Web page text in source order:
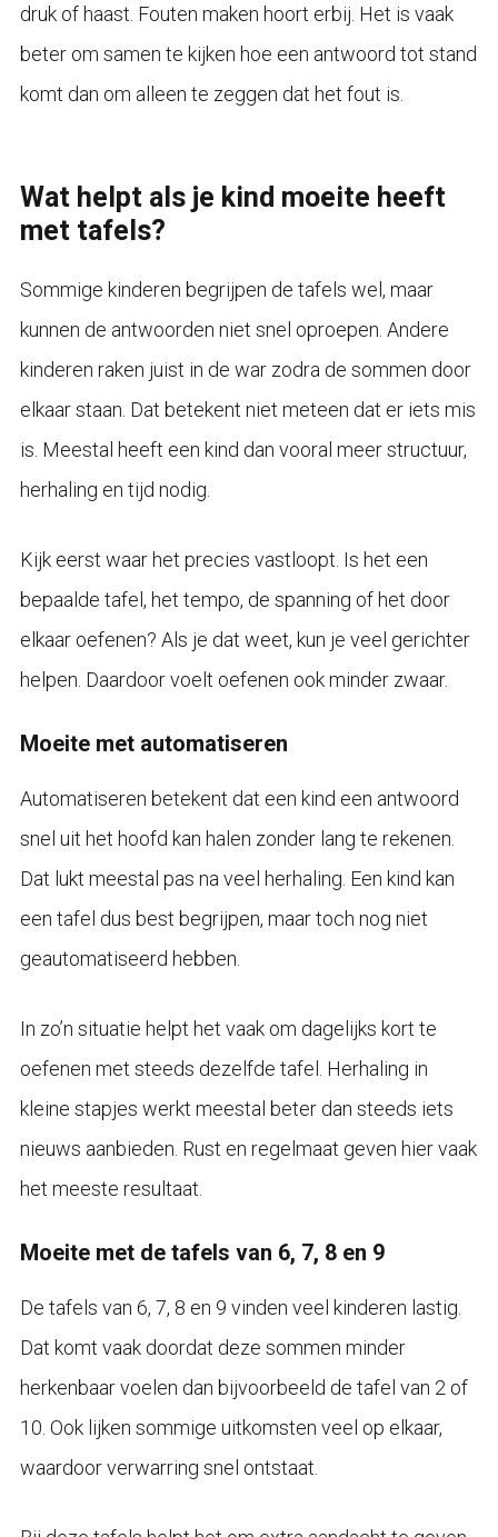
druk of haast. Fouten maken hoort erbij. Het is vaak
beter om samen te kijken hoe een antwoord tot stand
komt dan om alleen te zeggen dat het fout is.
Wat helpt als je kind moeite heeft
met tafels?
Sommige kinderen begrijpen de tafels wel, maar
kunnen de antwoorden niet snel oproepen. Andere
kinderen raken juist in de war zodra de sommen door
elkaar staan. Dat betekent niet meteen dat er iets mis
is. Meestal heeft een kind dan vooral meer structuur,
herhaling en tijd nodig.
Kijk eerst waar het precies vastloopt. Is het een
bepaalde tafel, het tempo, de spanning of het door
elkaar oefenen? Als je dat weet, kun je veel gerichter
helpen. Daardoor voelt oefenen ook minder zwaar.
Moeite met automatiseren
Automatiseren betekent dat een kind een antwoord
snel uit het hoofd kan halen zonder lang te rekenen.
Dat lukt meestal pas na veel herhaling. Een kind kan
een tafel dus best begrijpen, maar toch nog niet
geautomatiseerd hebben.
In zo’n situatie helpt het vaak om dagelijks kort te
oefenen met steeds dezelfde tafel. Herhaling in
kleine stapjes werkt meestal beter dan steeds iets
nieuws aanbieden. Rust en regelmaat geven hier vaak
het meeste resultaat.
Moeite met de tafels van 6, 7, 8 en 9
De tafels van 6, 7, 8 en 9 vinden veel kinderen lastig.
Dat komt vaak doordat deze sommen minder
herkenbaar voelen dan bijvoorbeeld de tafel van 2 of
10. Ook lijken sommige uitkomsten veel op elkaar,
waardoor verwarring snel ontstaat.